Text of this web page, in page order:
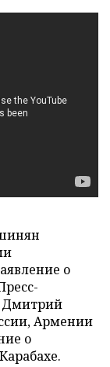
о
Дмитрий
Армении
о